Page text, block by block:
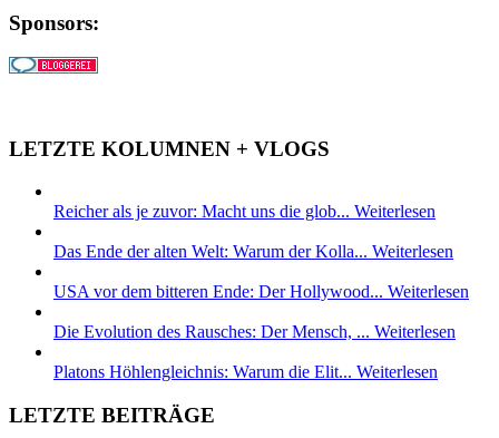
Sponsors:
LETZTE KOLUMNEN + VLOGS
Reicher als je zuvor: Macht uns die glob... Weiterlesen
Das Ende der alten Welt: Warum der Kolla... Weiterlesen
USA vor dem bitteren Ende: Der Hollywood... Weiterlesen
Die Evolution des Rausches: Der Mensch, ... Weiterlesen
Platons Höhlengleichnis: Warum die Elit... Weiterlesen
LETZTE BEITRÄGE